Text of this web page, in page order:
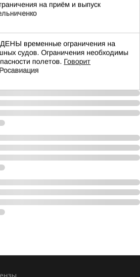
на приём и выпуск
временные ограничения на
судов. Ограничения необходимы
полетов. Говорит